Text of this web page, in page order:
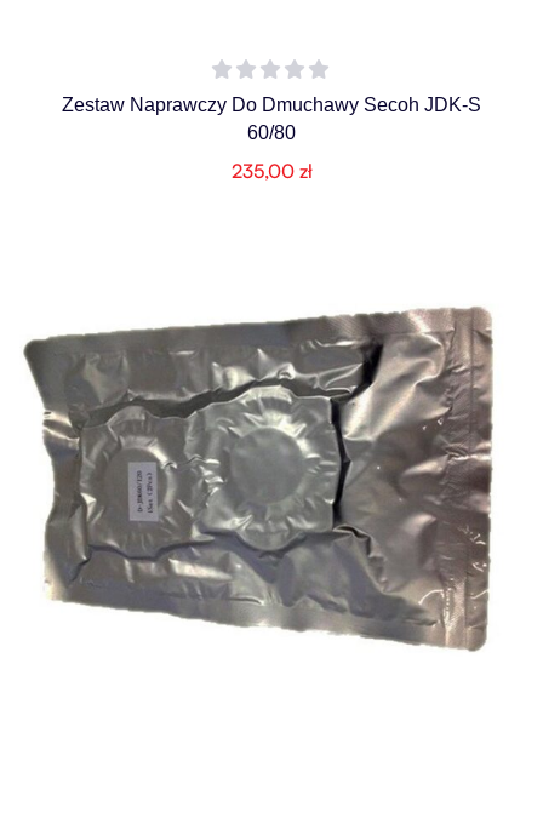
Zestaw Naprawczy Do Dmuchawy Secoh JDK-S
60/80
235,00 zł